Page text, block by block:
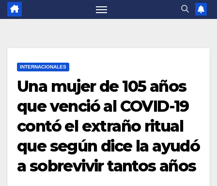
INTERNACIONALES
Una mujer de 105 años
que venció al COVID-19
contó el extraño ritual
que según dice la ayudó
a sobrevivir tantos años